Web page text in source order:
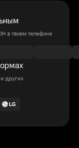
в твоем телефоне
других